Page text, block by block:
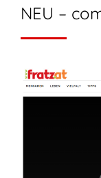
NEU –